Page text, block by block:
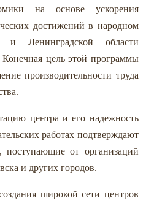
на основе ускорения
достижений в народном
и Ленинградской области
цель этой программы
производительности труда
центра и его надежность
работах подтверждают
поступающие от организаций
и других городов.
широкой сети центров